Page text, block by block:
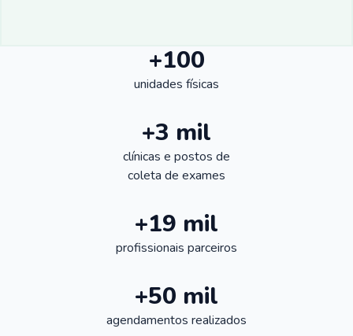
+100
unidades físicas
+3 mil
clínicas e postos de
coleta de exames
+19 mil
profissionais parceiros
+50 mil
agendamentos realizados